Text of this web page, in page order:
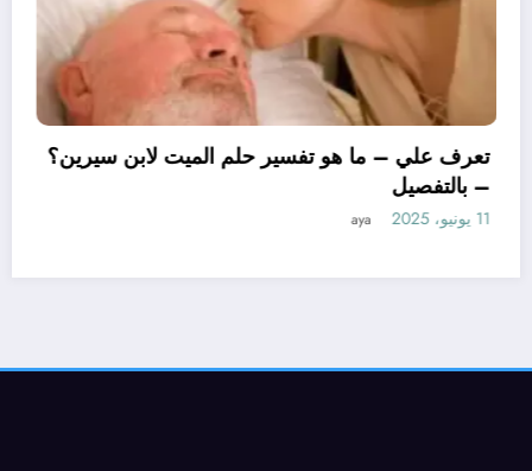
تعرف علي –
هو تأويل ابن سيرين لتفسير حلم